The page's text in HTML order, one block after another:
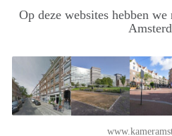
Op deze websites hebben